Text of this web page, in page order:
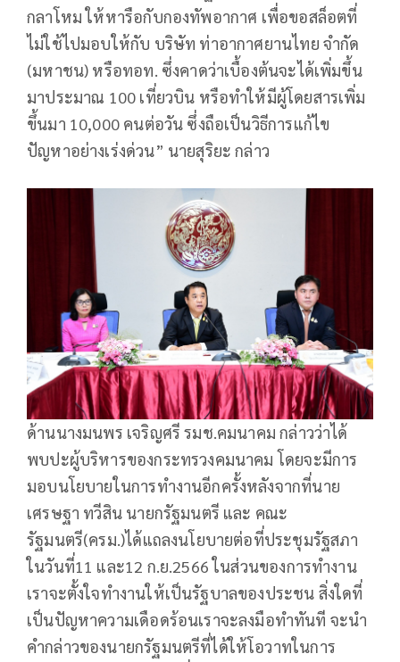
กลาโหม ให้หารือกับกองทัพอากาศ เพื่อขอสล็อตที่
ไม่ใช้ไปมอบให้กับ บริษัท ท่าอากาศยานไทย จำกัด
(มหาชน) หรือทอท. ซึ่งคาดว่าเบื้องต้นจะได้เพิ่มขึ้น
มาประมาณ 100 เที่ยวบิน หรือทำให้มีผู้โดยสารเพิ่ม
ขึ้นมา 10,000 คนต่อวัน ซึ่งถือเป็นวิธีการแก้ไข
ปัญหาอย่างเร่งด่วน” นายสุริยะ กล่าว
ด้านนางมนพร เจริญศรี รมช.คมนาคม กล่าวว่าได้
พบปะผู้บริหารของกระทรวงคมนาคม โดยจะมีการ
มอบนโยบายในการทำงานอีกครั้งหลังจากที่นาย
เศรษฐา ทวีสิน นายกรัฐมนตรี และ คณะ
รัฐมนตรี(ครม.)ได้แถลงนโยบายต่อที่ประชุมรัฐสภา
ในวันที่11 และ12 ก.ย.2566 ในส่วนของการทำงาน
เราจะตั้งใจทำงานให้เป็นรัฐบาลของประชน สิ่งใดที่
เป็นปัญหาความเดือดร้อนเราจะลงมือทำทันที จะนำ
คำกล่าวของนายกรัฐมนตรีที่ได้ให้โอวาทในการ